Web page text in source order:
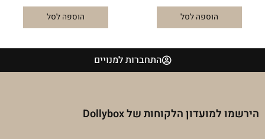
הוספה לסל הוספה לסל
התחברות למנויים
הירשמו למועדון הלקוחות של Dollybox